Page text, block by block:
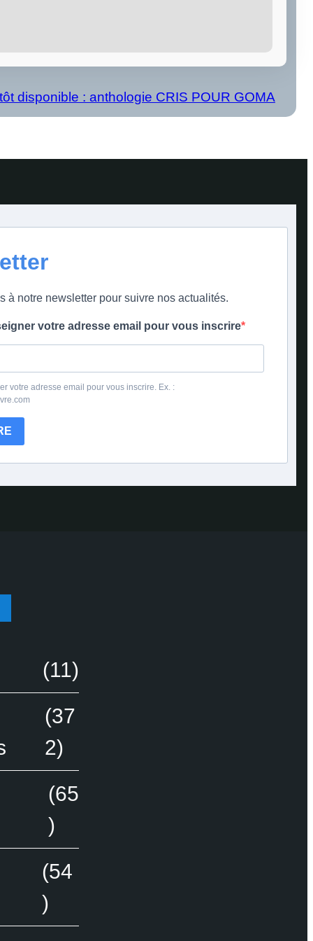
disponible : anthologie CRIS POUR GOMA
à notre newsletter pour suivre nos actualités.
votre adresse email pour vous inscrire
votre adresse email pour vous inscrire. Ex. :
(11)
(37
2)
(65
)
(54
)